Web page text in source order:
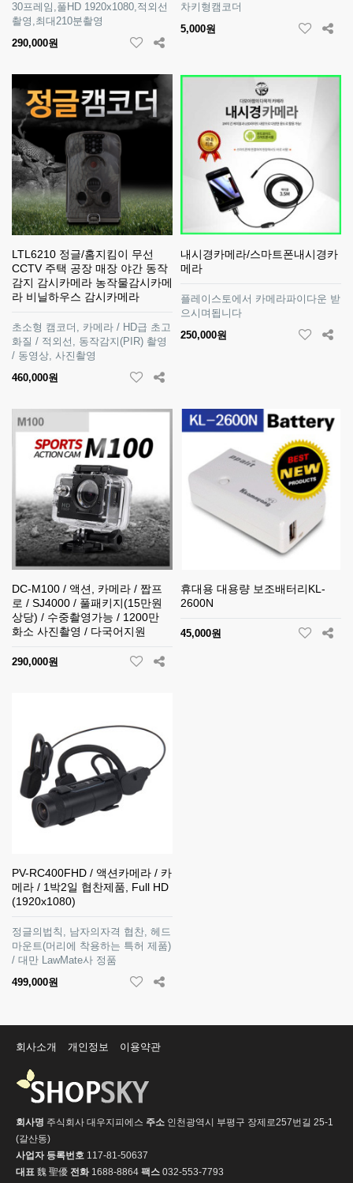
30프레임,풀HD 1920x1080,적외선
촬영,최대210분촬영
290,000원
차키형캠코더
5,000원
LTL6210 정글/홈지킴이 무선
CCTV 주택 공장 매장 야간 동작
감지 감시카메라 농작물감시카메
라 비닐하우스 감시카메라
초소형 캠코더, 카메라 / HD급 초고
화질 / 적외선, 동작감지(PIR) 촬영
/ 동영상, 사진촬영
460,000원
내시경카메라/스마트폰내시경카
메라
플레이스토에서 카메라파이다운 받
으시며됩니다
250,000원
DC-M100 / 액션, 카메라 / 짭프
로 / SJ4000 / 풀패키지(15만원
상당) / 수중촬영가능 / 1200만
화소 사진촬영 / 다국어지원
290,000원
휴대용 대용량 보조배터리KL-
2600N
45,000원
PV-RC400FHD / 액션카메라 / 카
메라 / 1박2일 협찬제품, Full HD
(1920x1080)
정글의법칙, 남자의자격 협찬, 헤드
마운트(머리에 착용하는 특허 제품)
/ 대만 LawMate사 정품
499,000원
회사소개 개인정보 이용약관
회사명 주식회사 대우지피에스 주소 인천광역시 부평구 장제로257번길 25-1
(갈산동)
사업자 등록번호 117-81-50637
대표 魏 聖優 전화1688-8864 팩스 032-553-7793